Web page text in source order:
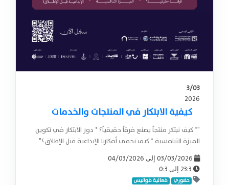
3/03
2026
كيفية الابتكار في المنتجات والخدمات
"* كيف نبتكر منتجاً يصنع فرقاً حقيقياً؟ * دور الابتكار في تكوين
الميزة التنافسية * كيف نحمي أفكارنا الإبداعية قبل الإطلاق؟"
03/03/2026
إلى 04/03/2026
23:3
إلى 0:3
حضوري فعالية فوانيس